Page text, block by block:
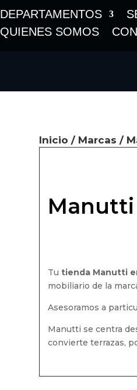
DEPARTAMENTOS
QUIENES SOMOS
Inicio / Marcas /
Manutti
Tu tienda Manutti
mobiliario de la
Asesoramos a
Manutti se centra
convierte terrazas,